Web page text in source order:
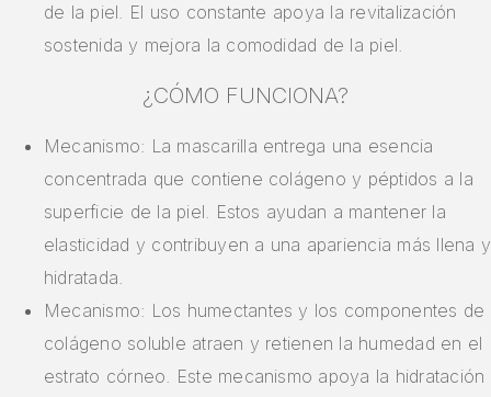
de la piel. El uso constante apoya la revitalización
sostenida y mejora la comodidad de la piel.
¿CÓMO FUNCIONA?
Mecanismo: La mascarilla entrega una esencia
concentrada que contiene colágeno y péptidos a la
superficie de la piel. Estos ayudan a mantener la
elasticidad y contribuyen a una apariencia más llena y
hidratada.
Mecanismo: Los humectantes y los componentes de
colágeno soluble atraen y retienen la humedad en el
estrato córneo. Este mecanismo apoya la hidratación